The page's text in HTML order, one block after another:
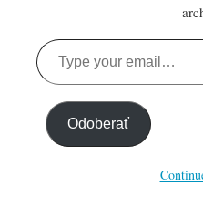
Type
your
email…
Odoberať